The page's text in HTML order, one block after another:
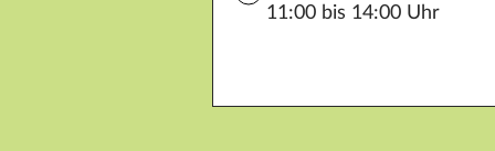
11:00 bis 14:00 Uhr